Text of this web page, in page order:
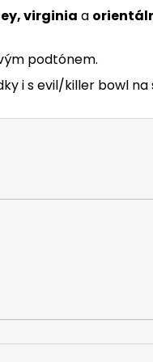
virginia a
podtónem.
i s evil/killer bowl na